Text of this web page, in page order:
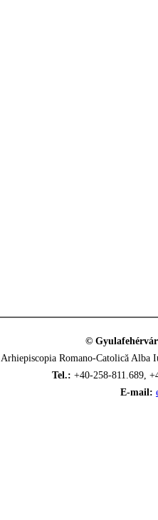
©
Arhiepiscopia Romano-Catolică
Tel.: +40-258-811.689,
E-mail: